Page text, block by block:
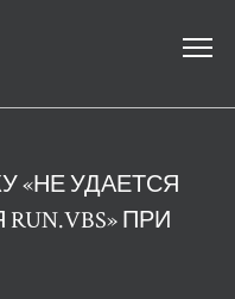
«НЕ УДАЕТСЯ
ПРИ